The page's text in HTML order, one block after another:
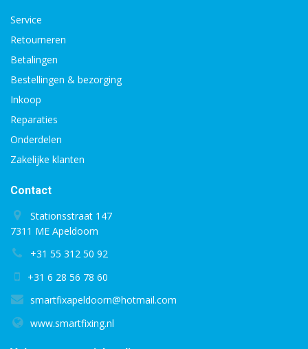
Service
Retourneren
Betalingen
Bestellingen & bezorging
Inkoop
Reparaties
Onderdelen
Zakelijke klanten
Contact
Stationsstraat 147
7311 ME Apeldoorn
+31 55 312 50 92
+31 6 28 56 78 60
smartfixapeldoorn@hotmail.com
www.smartfixing.nl